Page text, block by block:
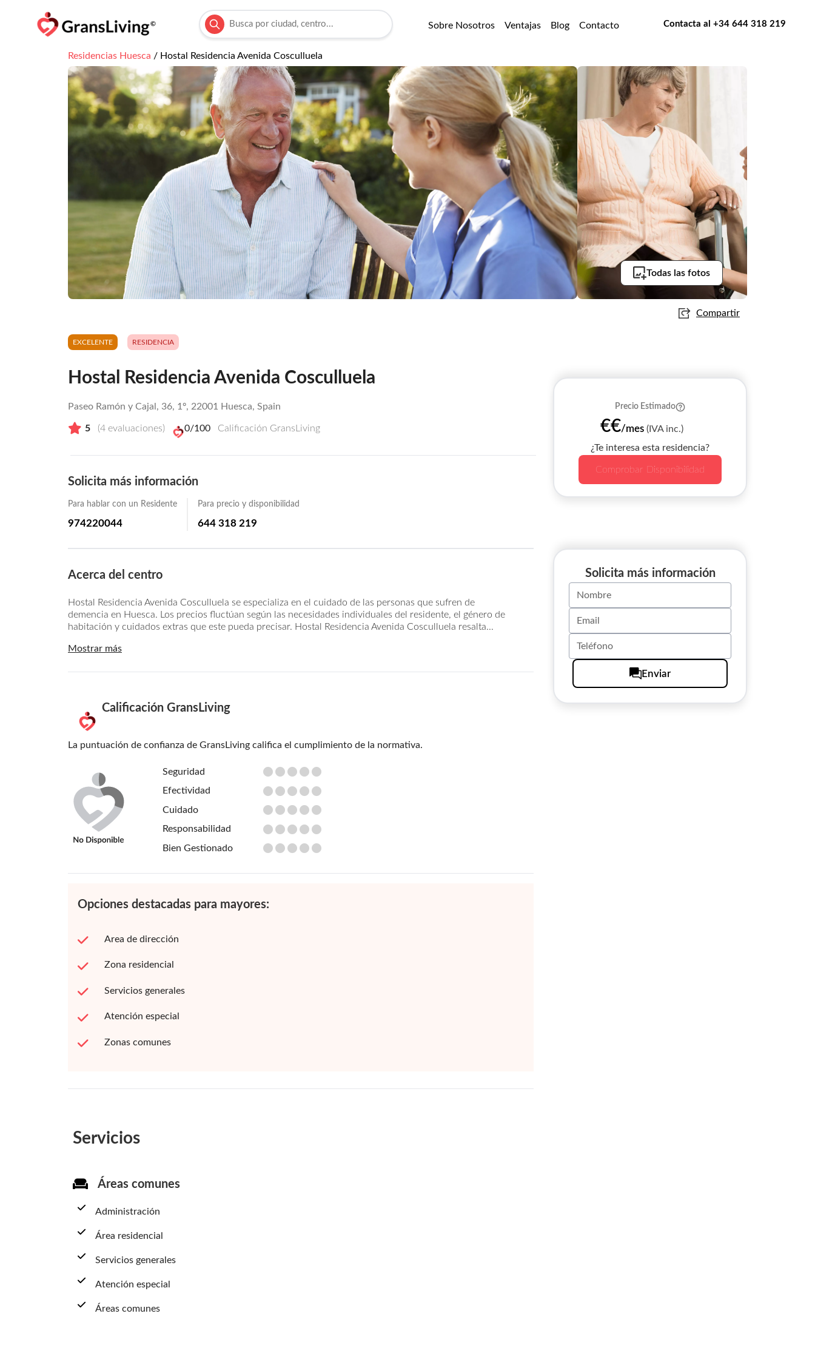
Sobre Nosotros Ventajas Blog Contacto Contacta al +34 644 318 219
Residencias Huesca / Hostal Residencia Avenida Cosculluela
Compartir
Todas las fotos
EXCELENTE RESIDENCIA
Hostal Residencia Avenida Cosculluela
Paseo Ramón y Cajal, 36, 1º, 22001 Huesca, Spain
5 (4 evaluaciones) 0/100 Calificación GransLiving
Precio Estimado
€€/mes (IVA inc.)
¿Te interesa esta residencia?
Comprobar Disponibilidad
Solicita más información
Para hablar con un Residente
974220044
Para precio y disponibilidad
644 318 219
Solicita más información
Enviar
Acerca del centro
Hostal Residencia Avenida Cosculluela se especializa en el cuidado de las personas que sufren de
demencia en Huesca. Los precios fluctúan según las necesidades individuales del residente, el género de
habitación y cuidados extras que este pueda precisar. Hostal Residencia Avenida Cosculluela resalta...
Mostrar más
Calificación GransLiving
La puntuación de confianza de GransLiving califica el cumplimiento de la normativa.
Seguridad
Efectividad
Cuidado
Responsabilidad
Bien Gestionado
Opciones destacadas para mayores:
Area de dirección
Zona residencial
Servicios generales
Atención especial
Zonas comunes
Servicios
Áreas comunes
Administración
Área residencial
Servicios generales
Atención especial
Áreas comunes